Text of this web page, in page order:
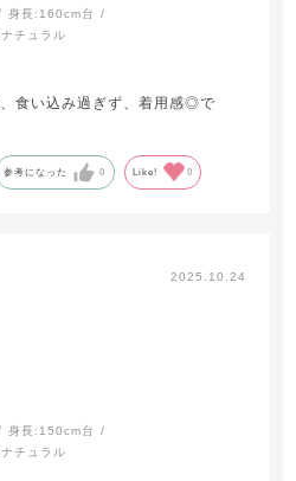
身長: 160cm台
チュラル
食い込み過ぎず、着用感◎で
参考になった 0 Like! 0
2025.10.24
身長: 150cm台
チュラル